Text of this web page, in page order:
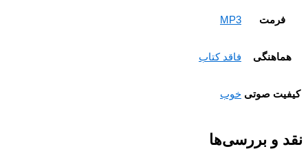
فرمت MP3
فاقد کتاب
صوتی خوب
و بررسی‌ها